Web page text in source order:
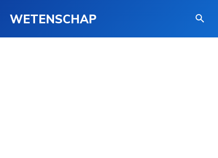
WETENSCHAP